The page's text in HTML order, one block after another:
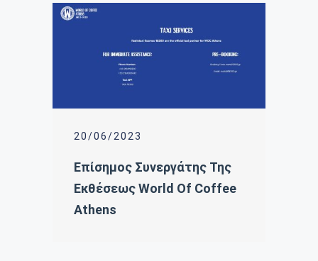
20/06/2023
Επίσημος Συνεργάτης Της
Εκθέσεως World Of Coffee
Athens